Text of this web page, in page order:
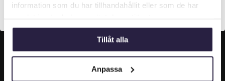
information som du har tillhandahållit eller som de har
Tillåt alla
Anpassa
info@webflower.se
Privatkund (inkl. moms)